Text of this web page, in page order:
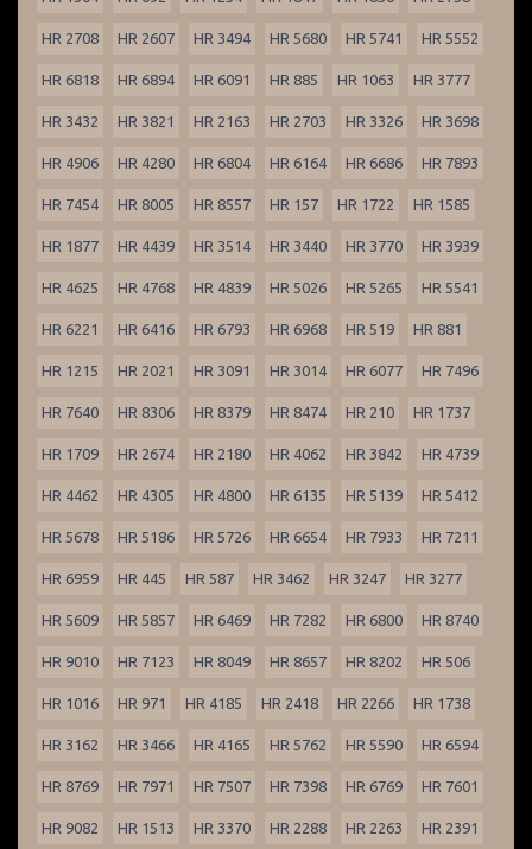
HR 2708 HR 2607 HR 3494 HR 5680 HR 5741 HR 5552
HR 6818 HR 6894 HR 6091 HR 885 HR 1063 HR 3777
HR 3432 HR 3821 HR 2163 HR 2703 HR 3326 HR 3698
HR 4906 HR 4280 HR 6804 HR 6164 HR 6686 HR 7893
HR 7454 HR 8005 HR 8557 HR 157 HR 1722 HR 1585
HR 1877 HR 4439 HR 3514 HR 3440 HR 3770 HR 3939
HR 4625 HR 4768 HR 4839 HR 5026 HR 5265 HR 5541
HR 6221 HR 6416 HR 6793 HR 6968 HR 519 HR 881
HR 1215 HR 2021 HR 3091 HR 3014 HR 6077 HR 7496
HR 7640 HR 8306 HR 8379 HR 8474 HR 210 HR 1737
HR 1709 HR 2674 HR 2180 HR 4062 HR 3842 HR 4739
HR 4462 HR 4305 HR 4800 HR 6135 HR 5139 HR 5412
HR 5678 HR 5186 HR 5726 HR 6654 HR 7933 HR 7211
HR 6959 HR 445 HR 587 HR 3462 HR 3247 HR 3277
HR 5609 HR 5857 HR 6469 HR 7282 HR 6800 HR 8740
HR 9010 HR 7123 HR 8049 HR 8657 HR 8202 HR 506
HR 1016 HR 971 HR 4185 HR 2418 HR 2266 HR 1738
HR 3162 HR 3466 HR 4165 HR 5762 HR 5590 HR 6594
HR 8769 HR 7971 HR 7507 HR 7398 HR 6769 HR 7601
HR 9082 HR 1513 HR 3370 HR 2288 HR 2263 HR 2391